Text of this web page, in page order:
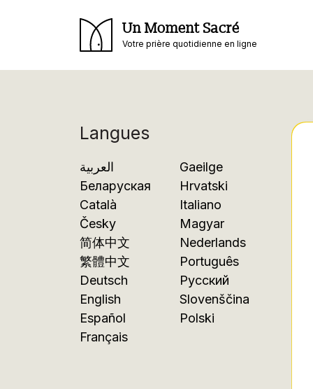
Un Moment Sacré
Votre prière quotidienne en ligne
Langues
العربية
Беларуская
Català
Česky
简体中文
繁體中文
Deutsch
English
Español
Français
Gaeilge
Hrvatski
Italiano
Magyar
Nederlands
Português
Русский
Slovenščina
Polski